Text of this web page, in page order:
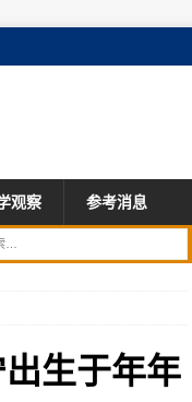
观察 参考消息
生于年年